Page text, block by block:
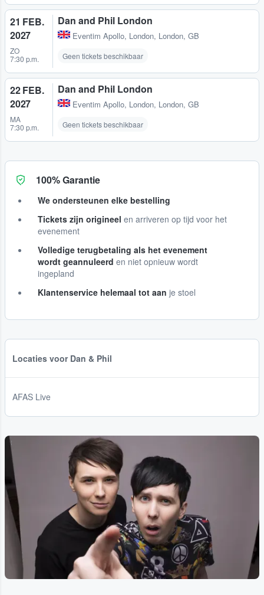
21 FEB.
2027
ZO
7:30 p.m.
Dan and Phil London
Eventim Apollo, London, London, GB
Geen tickets beschikbaar
22 FEB.
2027
MA
7:30 p.m.
Dan and Phil London
Eventim Apollo, London, London, GB
Geen tickets beschikbaar
100% Garantie
We ondersteunen elke bestelling
Tickets zijn origineel en arriveren op tijd voor het
evenement
Volledige terugbetaling als het evenement
wordt geannuleerd en niet opnieuw wordt
ingepland
Klantenservice helemaal tot aan je stoel
Locaties voor Dan & Phil
AFAS Live
...